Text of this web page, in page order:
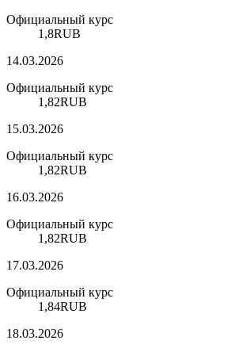
Официальный курс
1,8RUB
14.03.2026
Официальный курс
1,82RUB
15.03.2026
Официальный курс
1,82RUB
16.03.2026
Официальный курс
1,82RUB
17.03.2026
Официальный курс
1,84RUB
18.03.2026